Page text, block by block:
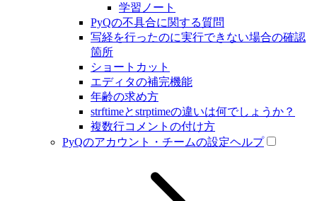
学習ノート
PyQの不具合に関する質問
写経を行ったのに実行できない場合の確認
箇所
ショートカット
エディタの補完機能
年齢の求め方
strftimeとstrptimeの違いは何でしょうか？
複数行コメントの付け方
PyQのアカウント・チームの設定ヘルプ